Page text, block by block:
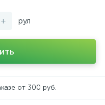
+ рул
от 300 руб.